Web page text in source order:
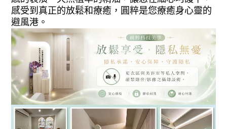
感受到真正的放鬆和療癒，圓粹是您療癒身心靈的
避風港。